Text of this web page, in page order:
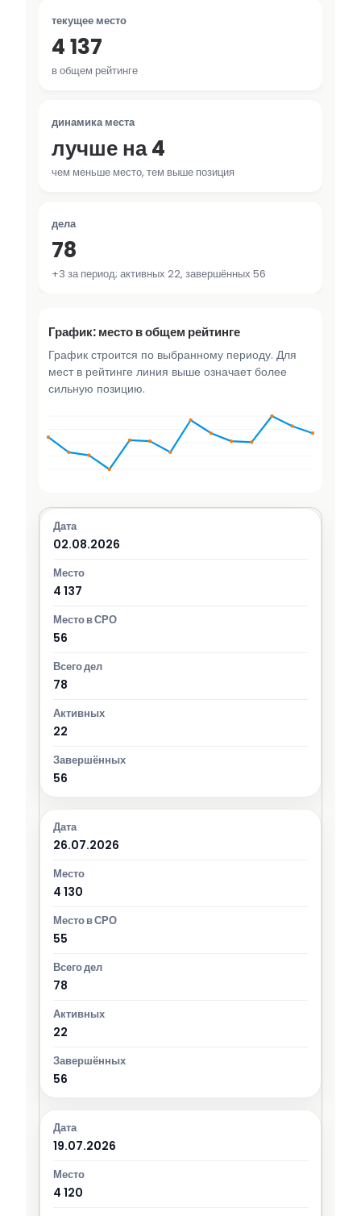
текущее место
4 137
в общем рейтинге
динамика места
лучше на 4
чем меньше место, тем выше позиция
дела
78
+3 за период; активных 22, завершённых 56
График: место в общем рейтинге
График строится по выбранному периоду. Для
мест в рейтинге линия выше означает более
сильную позицию.
02.08.2026
4 137
56
78
22
56
26.07.2026
4 130
55
78
22
56
19.07.2026
4 120